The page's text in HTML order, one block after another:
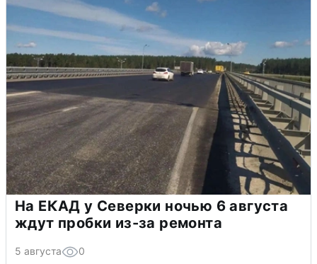
На ЕКАД у Северки ночью 6 августа
ждут пробки из-за ремонта
5 августа 0